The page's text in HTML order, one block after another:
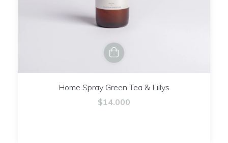
Home Spray Green Tea & Lillys
$14.000